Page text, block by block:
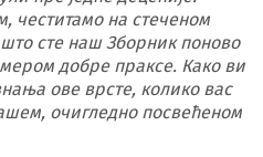
честитамо на стеченом
сте наш Зборник поново
добре праксе. Како ви
ове врсте, колико вас
очигледно посвећеном